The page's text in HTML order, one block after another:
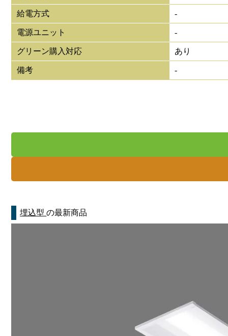
給電方式 -
電源ユニット -
グリーン購入対応 あり
備考 -
埋込型の最新商品